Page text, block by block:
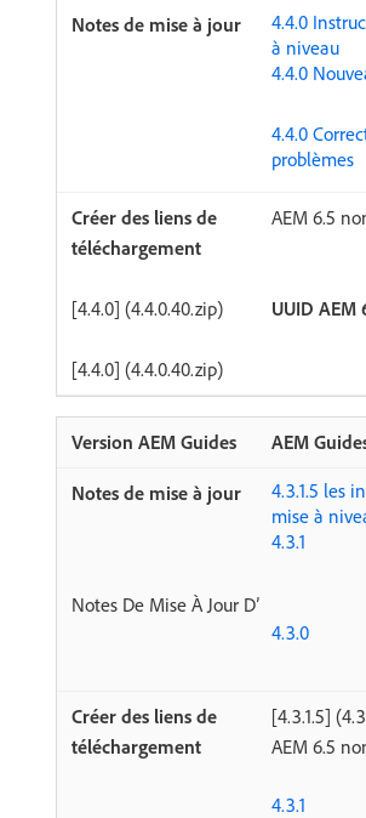
4.4.0
à niveau
4.4.0
4.4.0
problèmes
AEM 6.5
​[4.4.0] (4.4.0.40.zip) UUID AEM
[4.4.0] (4.4.0.40.zip)
AEM
4.3.1.5 les
mise à
Notes De Mise À Jour D’
4.3.1
4.3.0
[4.3.1.5]
AEM 6.5
4.3.1